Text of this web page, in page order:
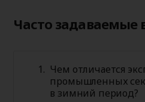
Часто задаваемые
Чем отличается
промышленных
в зимний период?